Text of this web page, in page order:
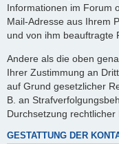
Informationen im Forum
Mail-Adresse aus Ihrem
und von ihm beauftragte
Andere als die oben
Ihrer Zustimmung an
auf Grund gesetzlicher
B. an
Durchsetzung rechtlicher
GESTATTUNG DER